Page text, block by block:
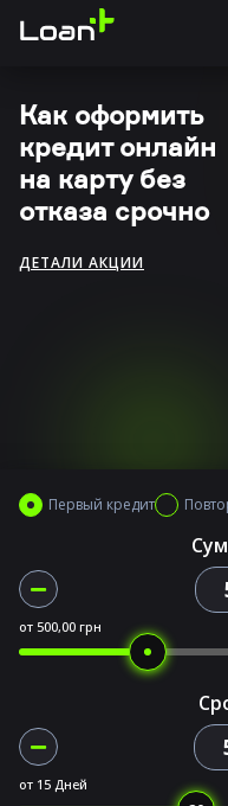
Как оформить
кредит онлайн
на карту без
отказа срочно
ДЕТАЛИ АКЦИИ
Первый кредит
от 500,00 грн
от 15 Дней